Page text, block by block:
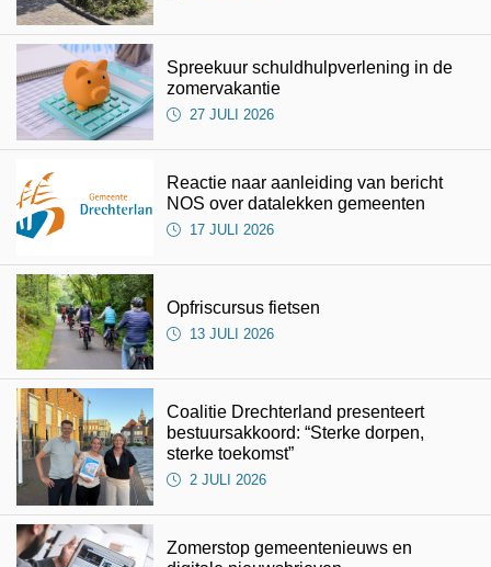
Spreekuur schuldhulpverlening in de
zomervakantie
27 JULI 2026
Reactie naar aanleiding van bericht
NOS over datalekken gemeenten
17 JULI 2026
Opfriscursus fietsen
13 JULI 2026
Coalitie Drechterland presenteert
bestuursakkoord: “Sterke dorpen,
sterke toekomst”
2 JULI 2026
Zomerstop gemeentenieuws en